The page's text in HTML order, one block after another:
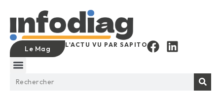
Le Mag L'ACTU VU PAR SAPITO